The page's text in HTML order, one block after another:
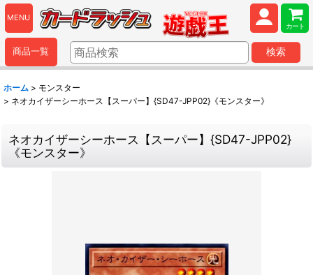
MENU
カート
商品一覧 検索
ホーム > モンスター
> ネオカイザーシーホース【スーパー】{SD47-JPP02}《モンスター》
ネオカイザーシーホース【スーパー】{SD47-JPP02}
《モンスター》